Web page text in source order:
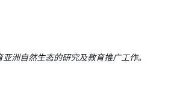
洲自然生态的研究及教育推广工作。